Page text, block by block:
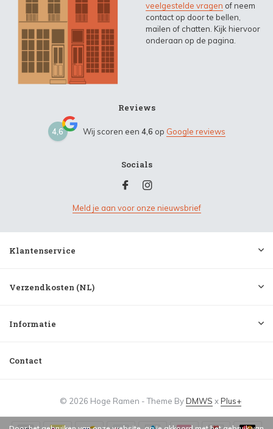
veelgestelde vragen of neem
contact op door te bellen,
mailen of chatten. Kijk hiervoor
onderaan op de pagina.
Reviews
4,6 Wij scoren een 4,6 op Google reviews
Socials
Meld je aan voor onze nieuwsbrief
Klantenservice
Verzendkosten (NL)
Informatie
Contact
© 2026 Hoge Ramen - Theme ByDMWS xPlus+